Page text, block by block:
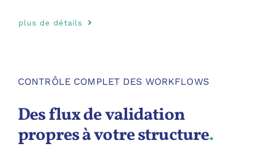
plus de détails
CONTRÔLE COMPLET DES WORKFLOWS
Des flux de validation
propres à votre structure.